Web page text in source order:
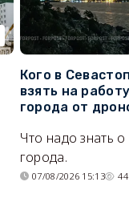
Кого в
взять на
города от
Что надо знать
города.
07/08/2026 15:13